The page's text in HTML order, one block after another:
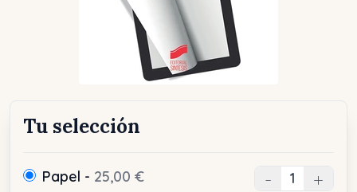
Tu selección
Papel - 25,00 € - +